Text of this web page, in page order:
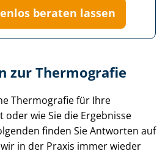
beraten lassen
zur Thermografie
Thermografie für Ihre
wie Sie die Ergebnisse
finden Sie Antworten auf
in der Praxis immer wieder